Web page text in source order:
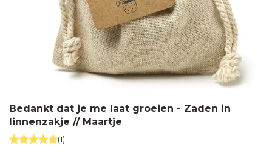
Bedankt dat je me laat groeien - Zaden in
linnenzakje // Maartje
(1)